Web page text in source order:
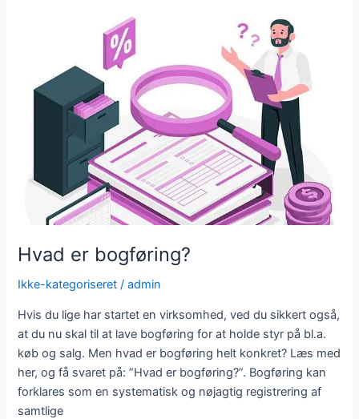
Hvad er bogføring?
Ikke-kategoriseret /admin
Hvis du lige har startet en virksomhed, ved du sikkert også,
at du nu skal til at lave bogføring for at holde styr på bl.a.
køb og salg. Men hvad er bogføring helt konkret? Læs med
her, og få svaret på: ”Hvad er bogføring?”. Bogføring kan
forklares som en systematisk og nøjagtig registrering af
samtlige